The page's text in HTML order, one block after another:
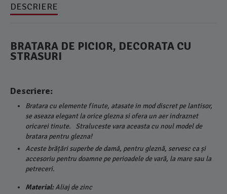
DESCRIERE
BRATARA DE PICIOR, DECORATA CU
STRASURI
Descriere:
Bratara cu elemente finute, atasate in mod discret pe lantisor,
se aseaza elegant la orice glezna si ofera un aer indraznet
oricarei tinute. Straluceste vara aceasta cu noul model de
bratara pentru glezna!
Aceste brățări superbe de damă, pentru gleznă, servesc ca și
accesoriu pentru doamne pe perioadele de vară, la mare sau la
petreceri.
Material:Aliaj de zinc